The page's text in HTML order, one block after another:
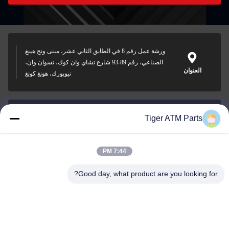
العنوان
ورشة عمل رقم 8 في الطابق الثاني عشر، مبنى ونج هينغ
الصناعي، رقم 89-93 شارع تشاي وان كوك، تسوان وان،
نيويورك، هونغ كونغ
البريد
Tiger ATM Parts
7:44 PM
Good day, what product are you looking for?